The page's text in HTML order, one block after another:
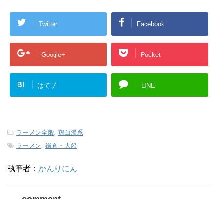
Twitter Facebook
Google+ Pocket
B! はてブ LINE
-ラーメン全般, 鶏白湯系
-ラーメン, 鎌倉・大船
執筆者： かんりにん